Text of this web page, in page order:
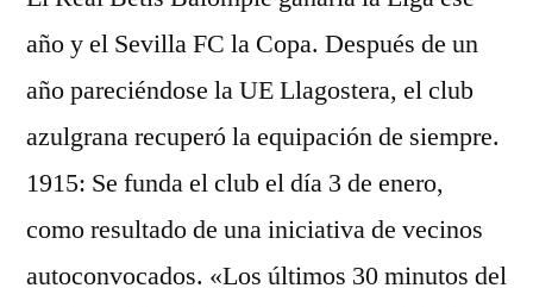
año y el Sevilla FC la Copa. Después de un
año pareciéndose la UE Llagostera, el club
azulgrana recuperó la equipación de siempre.
1915: Se funda el club el día 3 de enero,
como resultado de una iniciativa de vecinos
autoconvocados. «Los últimos 30 minutos del